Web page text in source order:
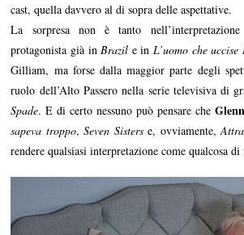
cast, quella davvero al di sopra delle aspettative.
La sorpresa non è tanto
protagonista già inBrazil e in L’uomo che
Gilliam, ma forse dalla maggior parte degli
ruolo dell’Alto Passero nella serie televisiva di
Spade. E di certo nessuno può pensare che
sapeva troppo,Seven Sisterse, ovviamente,
rendere qualsiasi interpretazione come qualcosa